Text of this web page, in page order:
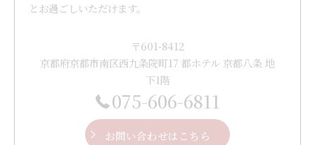
とお過ごしいただけます。
〒601-8412
京都府京都市南区西九条院町17 都ホテル 京都八条 地
下1階
075-606-6811
お問い合わせはこちら